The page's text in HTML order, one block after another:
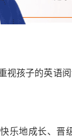
视孩子的英语
乐地成长、晋